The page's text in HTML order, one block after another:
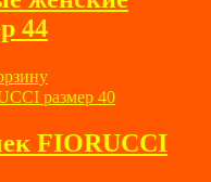
44
FIORUCCI